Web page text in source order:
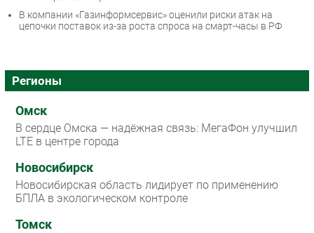
В компании «Газинформсервис» оценили риски атак на
цепочки поставок из-за роста спроса на смарт-часы в РФ
Регионы
Омск
В сердце Омска — надёжная связь: МегаФон улучшил
LTE в центре города
Новосибирск
Новосибирская область лидирует по применению
БПЛА в экологическом контроле
Томск